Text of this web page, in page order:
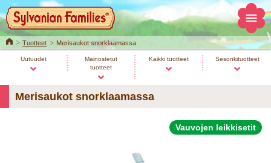
HomeTuotteet Merisaukot snorklaamassa
Uutuudet
Mainostetut
tuotteet
Kaikki tuotteet Sesonkituotteet
Merisaukot snorklaamassa
Vauvojen leikkisetit